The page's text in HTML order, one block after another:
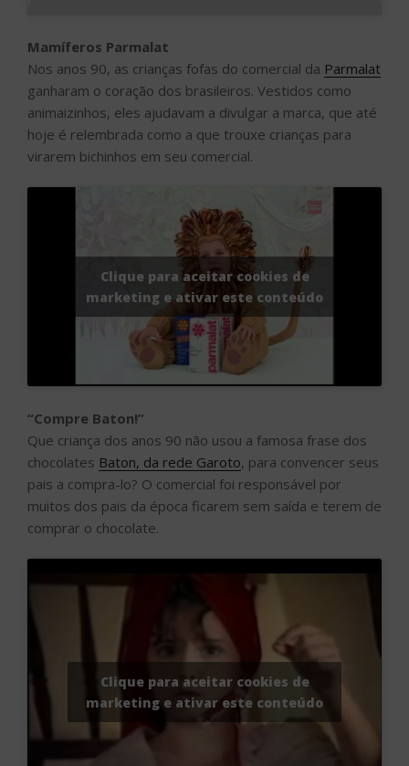
Mamíferos Parmalat
Nos anos 90, as crianças fofas do comercial da Parmalat
ganharam o coração dos brasileiros. Vestidos como
animaizinhos, eles ajudavam a divulgar a marca, que até
hoje é relembrada como a que trouxe crianças para
virarem bichinhos em seu comercial.
Clique para aceitar cookies de
marketing e ativar este conteúdo
“Compre Baton!”
Que criança dos anos 90 não usou a famosa frase dos
chocolates Baton, da rede Garoto, para convencer seus
pais a compra-lo? O comercial foi responsável por
muitos dos pais da época ficarem sem saída e terem de
comprar o chocolate.
Clique para aceitar cookies de
marketing e ativar este conteúdo